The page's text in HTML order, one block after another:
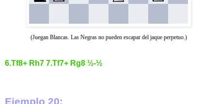
(Juegan Blancas. Las Negras no pueden escapar del jaque perpetuo.)
6.Tf8+ Rh7 7.Tf7+ Rg8 ½-½
Ejemplo 20: